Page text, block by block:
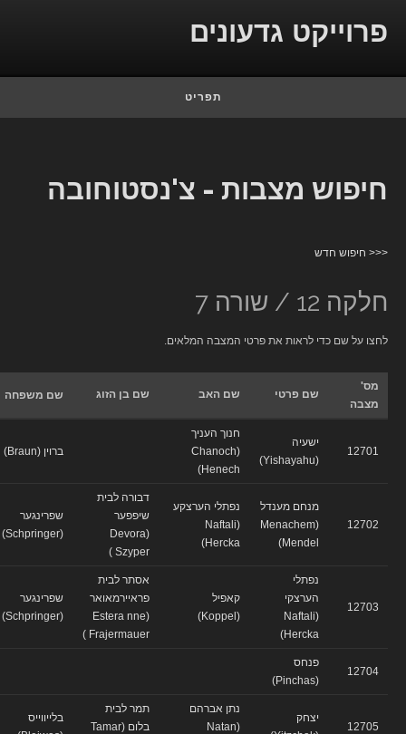
פרוייקט גדעונים
תפריט
חיפוש מצבות - צ'נסטוחובה
<<< חיפוש חדש
חלקה 12 / שורה 7
לחצו על שם כדי לראות את פרטי המצבה המלאים.
מס'
מצבה
שם פרטי שם האב שם בן הזוג שם משפחה
12701
ישעיה
חנוך העניך
(Chanoch
Henech)
ברוין (Braun)
12702
מנחם מענדל
(Menachem
Mendel)
נפתלי הערצקע
(Naftali
Hercka)
דבורה לבית
שיפפער
(Devora
Szyper )
שפרינגער
12703
נפתלי
הערצקי
(Naftali
Hercka)
קאפיל
אסתר לבית
פראיירמאואר
(Estera nne
Frajermauer )
שפרינגער
12704
פנחס
12705
יצחק
נתן אברהם
(Natan
תמר לבית
בלום (Tamar
בלייווייס